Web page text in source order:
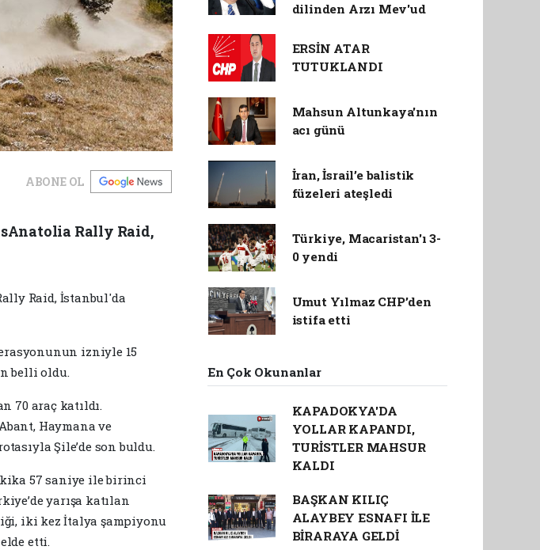
ABONE OL
Rally Raid,
Raid, İstanbul'da
izniyle 15
belli oldu.
70 araç katıldı.
Haymana ve
Şile’de son buldu.
57 saniye ile birinci
yarışa katılan
iki kez İtalya şampiyonu
etti.
dilinden Arzı Mev'ud
ERSİN ATAR
TUTUKLANDI
Mahsun Altunkaya'nın
acı günü
İran, İsrail’e balistik
füzeleri ateşledi
Türkiye, Macaristan'ı 3-
0 yendi
Umut Yılmaz CHP’den
istifa etti
En Çok Okunanlar
KAPADOKYA'DA
YOLLAR KAPANDI,
TURİSTLER MAHSUR
KALDI
BAŞKAN KILIÇ
ALAYBEY ESNAFI İLE
BİRARAYA GELDİ